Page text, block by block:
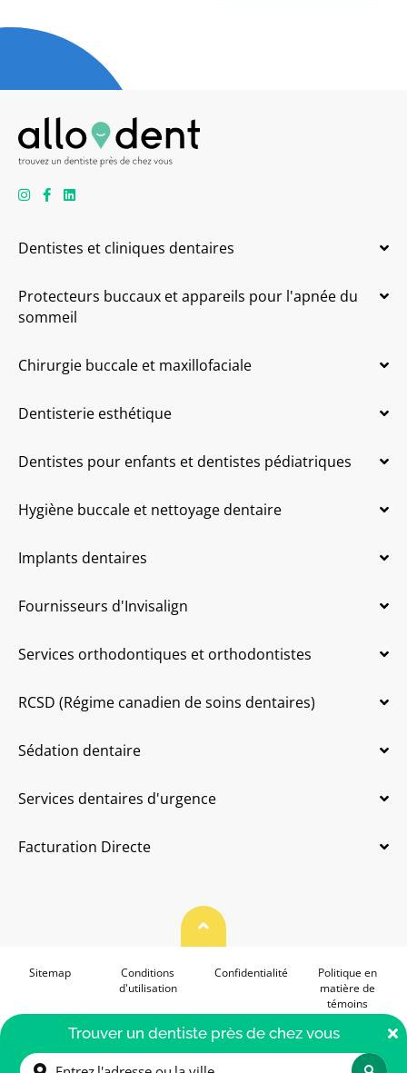
Trouver un dentiste près de chez vous
Dentistes et cliniques dentaires
Protecteurs buccaux et appareils pour l'apnée du
sommeil
Chirurgie buccale et maxillofaciale
Dentisterie esthétique
Dentistes pour enfants et dentistes pédiatriques
Hygiène buccale et nettoyage dentaire
Implants dentaires
Fournisseurs d'Invisalign
Services orthodontiques et orthodontistes
RCSD (Régime canadien de soins dentaires)
Sédation dentaire
Services dentaires d'urgence
Facturation Directe
Haut de page
Sitemap
Conditions
d'utilisation
Confidentialité
Politique en
matière de
témoins
Accessibilité